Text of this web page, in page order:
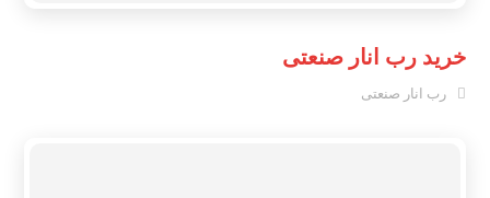
خرید رب انار صنعتی
رب انار صنعتی